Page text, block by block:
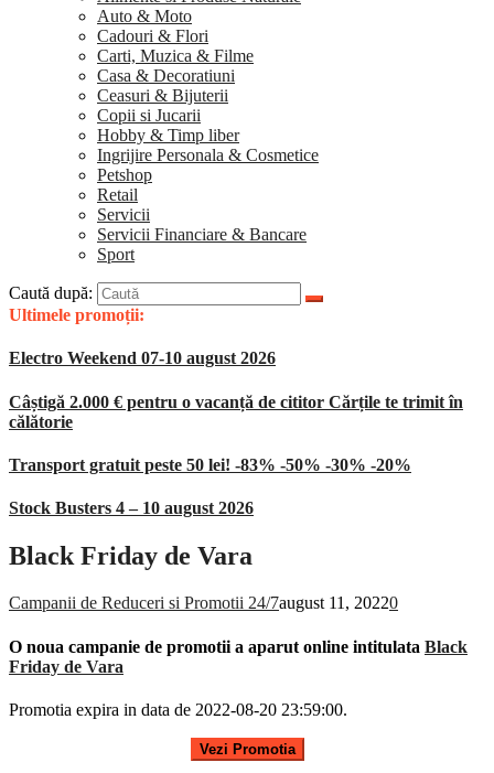
Auto & Moto
Cadouri & Flori
Carti, Muzica & Filme
Casa & Decoratiuni
Ceasuri & Bijuterii
Copii si Jucarii
Hobby & Timp liber
Ingrijire Personala & Cosmetice
Petshop
Retail
Servicii
Servicii Financiare & Bancare
Sport
Caută după:
Ultimele promoții:
Electro Weekend 07-10 august 2026
Câștigă 2.000 € pentru o vacanță de cititor Cărțile te trimit în
călătorie
Transport gratuit peste 50 lei! -83% -50% -30% -20%
Stock Busters 4 – 10 august 2026
Black Friday de Vara
Campanii de Reduceri si Promotii 24/7august 11, 20220
O noua campanie de promotii a aparut online intitulata Black
Friday de Vara
Promotia expira in data de 2022-08-20 23:59:00.
Vezi Promotia